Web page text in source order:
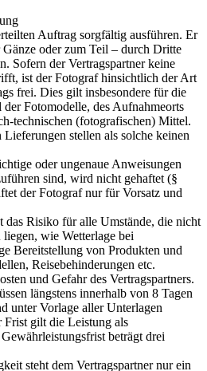
Auftrag sorgfältig ausführen. Er
oder zum Teil – durch Dritte
Sofern der Vertragspartner keine
ist der Fotograf hinsichtlich der Art
frei. Dies gilt insbesondere für die
Fotomodelle, des Aufnahmeorts
technischen (fotografischen) Mittel.
stellen als solche keinen
oder ungenaue Anweisungen
sind, wird nicht gehaftet (§
der Fotograf nur für Vorsatz und
das Risiko für alle Umstände, die nicht
wie Wetterlage bei
Bereitstellung von Produkten und
Reisebehinderungen etc.
und Gefahr des Vertragspartners.
längstens innerhalb von 8 Tagen
unter Vorlage aller Unterlagen
gilt die Leistung als
beträgt drei
steht dem Vertragspartner nur ein